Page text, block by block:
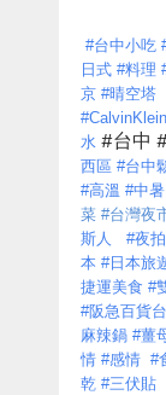
#台中小吃
日式 #料理
京 #晴空塔
#CalvinKlein
水 #台中
西區 #台中
#高溫 #中暑
菜 #台灣夜
斯人
#夜拍
本 #日本旅
捷運美食 #
#阪急百貨
麻辣鍋 #薑
情 #感情 #
乾 #三伏貼